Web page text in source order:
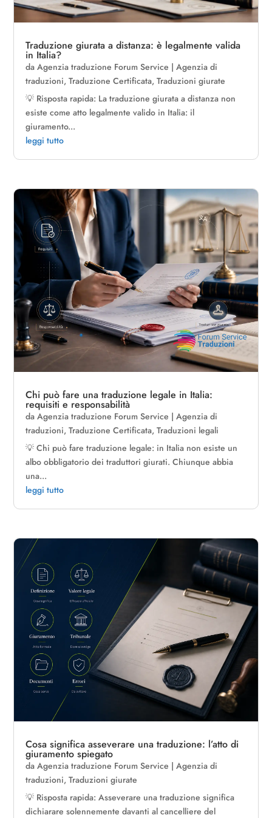
Traduzione giurata a distanza: è legalmente valida
in Italia?
daAgenzia traduzione Forum Service |Agenzia di
traduzioni,Traduzione Certificata,Traduzioni giurate
💡 Risposta rapida: La traduzione giurata a distanza non
esiste come atto legalmente valido in Italia: il
giuramento...
leggi tutto
Chi può fare una traduzione legale in Italia:
requisiti e responsabilità
daAgenzia traduzione Forum Service |Agenzia di
traduzioni,Traduzione Certificata,Traduzioni legali
💡 Chi può fare traduzione legale: in Italia non esiste un
albo obbligatorio dei traduttori giurati. Chiunque abbia
una...
leggi tutto
Cosa significa asseverare una traduzione: l’atto di
giuramento spiegato
daAgenzia traduzione Forum Service |Agenzia di
traduzioni,Traduzioni giurate
💡 Risposta rapida: Asseverare una traduzione significa
dichiarare solennemente davanti al cancelliere del